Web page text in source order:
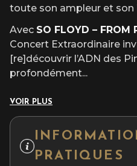
toute son ampleur et son
Avec SO FLOYD – FROM
Concert Extraordinaire
[re]découvrir l’ADN des
profondément...
VOIR PLUS
PRATIQUES